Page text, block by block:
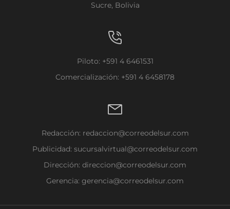
Sucre, Bolivia
Piloto: +591 4 6461531
Comercialización: +591 4 6458178
Redacción: redaccion@correodelsur.com
Publicidad: sucursalvirtual@correodelsur.com
Dirección: direccion@correodelsur.com
Gerencia: gerencia@correodelsur.com